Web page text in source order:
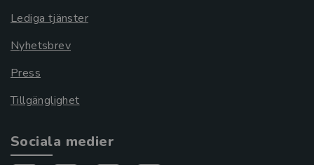
Lediga tjänster
Nyhetsbrev
Press
Tillgänglighet
Sociala medier